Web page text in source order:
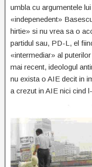
umbla cu argumentele
«indepenedent»
hirtie» si nu vrea sa o
partidul sau, PD-L, el
«intermediar» al
mai recent, ideologul
nu exista o AIE decit in
a crezut in AIE nici cind